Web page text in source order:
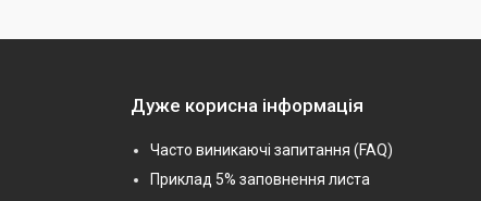
Дуже корисна інформація
Часто виникаючі запитання (FAQ)
Приклад 5% заповнення листа